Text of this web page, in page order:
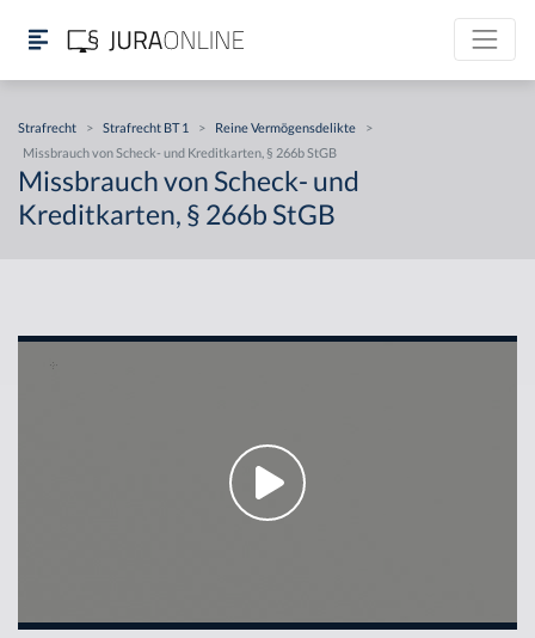
Strafrecht > Strafrecht BT 1 > Reine Vermögensdelikte
>
Missbrauch von Scheck- und Kreditkarten, § 266b StGB
Missbrauch von Scheck- und
Kreditkarten, § 266b StGB